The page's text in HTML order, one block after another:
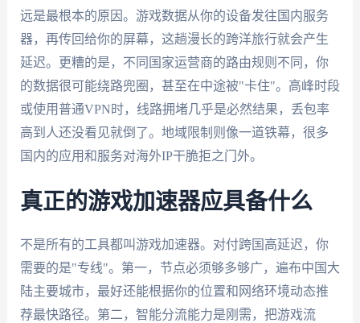
远是最根本的原因。游戏数据从你的设备发往国内服务
器，再传回给你的屏幕，这趟漫长的跨洋旅行就会产生
延迟。更糟的是，不同国家运营商的路由规则不同，你
的数据很可能绕路兜圈，甚至在中途被"卡住"。高峰时段
或使用普通VPN时，线路拥堵几乎是必然结果，丢包率
高到人还没看见就倒了。地域限制则像一道铁幕，很多
国内的应用和服务对海外IP干脆拒之门外。
真正的游戏加速器应具备什么
不是所有的工具都叫游戏加速器。对付跨国高延迟，你
需要的是"专线"。第一，节点必须够多够广，遍布中国大
陆主要城市，最好还能根据你的位置和网络环境动态推
荐最快路径。第二，智能分流能力是刚需，把游戏流